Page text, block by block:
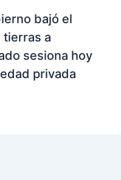
bajó el
tierras a
sesiona hoy
privada